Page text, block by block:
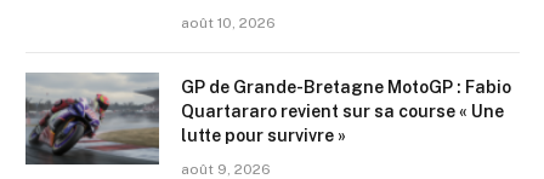
août 10, 2026
GP de Grande-Bretagne MotoGP : Fabio
Quartararo revient sur sa course « Une
lutte pour survivre »
août 9, 2026